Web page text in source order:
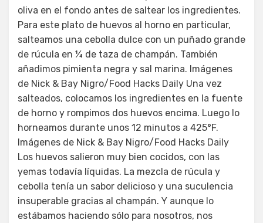
oliva en el fondo antes de saltear los ingredientes.
Para este plato de huevos al horno en particular,
salteamos una cebolla dulce con un puñado grande
de rúcula en ¼ de taza de champán. También
añadimos pimienta negra y sal marina. Imágenes
de Nick & Bay Nigro/Food Hacks Daily Una vez
salteados, colocamos los ingredientes en la fuente
de horno y rompimos dos huevos encima. Luego lo
horneamos durante unos 12 minutos a 425°F.
Imágenes de Nick & Bay Nigro/Food Hacks Daily
Los huevos salieron muy bien cocidos, con las
yemas todavía líquidas. La mezcla de rúcula y
cebolla tenía un sabor delicioso y una suculencia
insuperable gracias al champán. Y aunque lo
estábamos haciendo sólo para nosotros, nos